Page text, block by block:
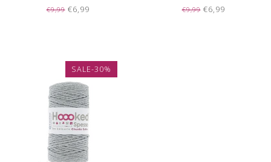
- 500G
€9,99€6,99
- 500G
€9,99€6,99
SALE-30%